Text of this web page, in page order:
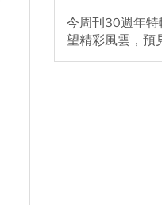
今周刊30週年特
望精彩風雲，預